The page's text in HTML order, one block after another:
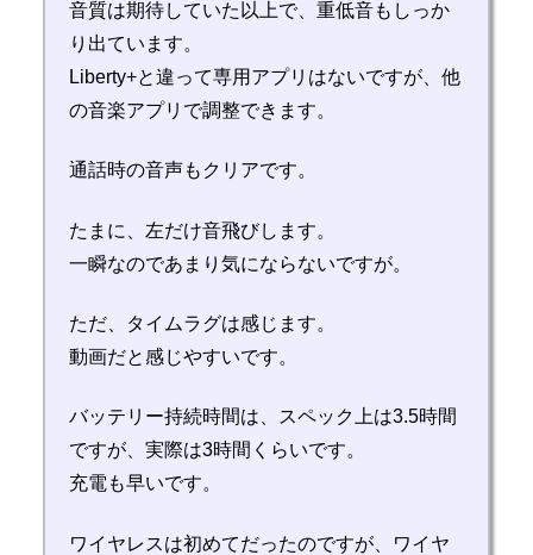
音質は期待していた以上で、重低音もしっか
り出ています。
Liberty+と違って専用アプリはないですが、他
の音楽アプリで調整できます。
通話時の音声もクリアです。
たまに、左だけ音飛びします。
一瞬なのであまり気にならないですが。
ただ、タイムラグは感じます。
動画だと感じやすいです。
バッテリー持続時間は、スペック上は3.5時間
ですが、実際は3時間くらいです。
充電も早いです。
ワイヤレスは初めてだったのですが、ワイヤ